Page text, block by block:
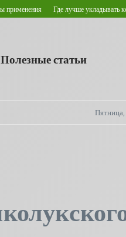
Где лучше укладывать
Полезные статьи
Пятница,